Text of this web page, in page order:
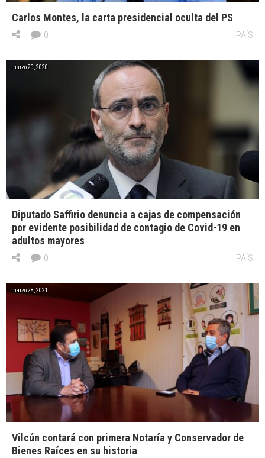
Carlos Montes, la carta presidencial oculta del PS
PAÍS
0
marzo 20, 2020
Diputado Saffirio denuncia a cajas de compensación
por evidente posibilidad de contagio de Covid-19 en
adultos mayores
PAÍS
0
marzo 28, 2021
Vilcún contará con primera Notaría y Conservador de
Bienes Raíces en su historia